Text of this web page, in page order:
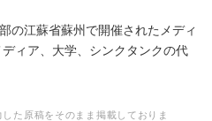
の江蘇省蘇州で開催されたメディ
ィア、大学、シンクタンクの代
た原稿をそのまま掲載しておりま